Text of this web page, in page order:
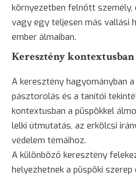
környezetben felnőtt
vagy egy teljesen más vallási
ember álmaiban.
Keresztény kontextusban
A keresztény hagyományban
pásztorolás és a tanítói
kontextusban a püspökkel
lelki útmutatás, az erkölcsi
védelem témáihoz.
A különböző keresztény
helyezhetnek a püspöki